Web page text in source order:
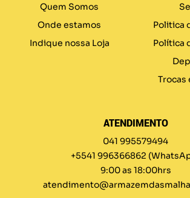
Quem Somos
Onde estamos
Indique nossa Loja
Politica
Política
Trocas
ATENDIMENTO
041 995579494
+5541 996366862
9:00 as 18:00hrs